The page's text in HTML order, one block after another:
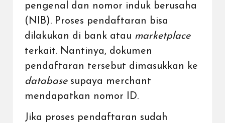
pengenal dan nomor induk berusaha
(NIB). Proses pendaftaran bisa
dilakukan di bank atau marketplace
terkait. Nantinya, dokumen
pendaftaran tersebut dimasukkan ke
databasesupaya merchant
mendapatkan nomor ID.
Jika proses pendaftaran sudah